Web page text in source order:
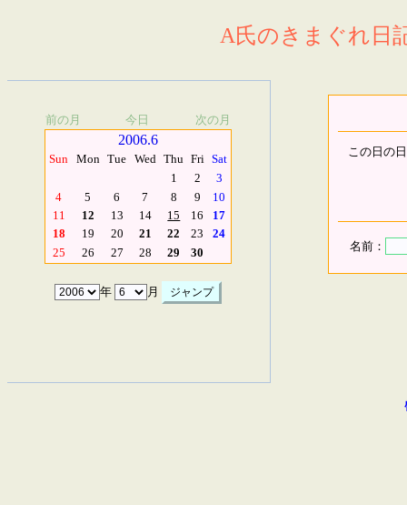
A氏のきまぐれ日
前の月 今日 次の月
2006.6
Sun Mon Tue Wed Thu Fri Sat
1
2
3
4
5 6 7 8 9
10
11
12 13 14 15 16
17
18
19 20 21 22 23
24
25
26 27 28 29 30
年 月
この日の
名前：